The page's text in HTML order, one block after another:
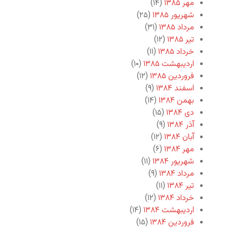
مهر ۱۳۸۵
(۱۴)
شهریور ۱۳۸۵
(۲۵)
مرداد ۱۳۸۵
(۳۱)
تیر ۱۳۸۵
(۱۲)
خرداد ۱۳۸۵
(۱۱)
اردیبهشت ۱۳۸۵
(۱۰)
فروردین ۱۳۸۵
(۱۲)
اسفند ۱۳۸۴
(۹)
بهمن ۱۳۸۴
(۱۴)
دی ۱۳۸۴
(۱۵)
آذر ۱۳۸۴
(۹)
آبان ۱۳۸۴
(۱۲)
مهر ۱۳۸۴
(۶)
شهریور ۱۳۸۴
(۱۱)
مرداد ۱۳۸۴
(۹)
تیر ۱۳۸۴
(۱۱)
خرداد ۱۳۸۴
(۱۲)
اردیبهشت ۱۳۸۴
(۱۴)
فروردین ۱۳۸۴
(۱۵)